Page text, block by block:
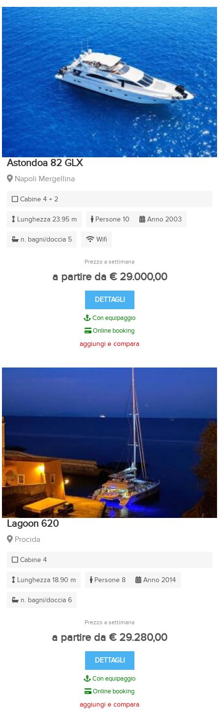
Astondoa 82 GLX
Napoli Mergellina
Cabine 4 + 2
Lunghezza 23.95 m Persone 10 Anno 2003
n. bagni/doccia 5 Wifi
Prezzo a settimana
a partire da € 29.000,00
DETTAGLI
Con equipaggio
Online booking
aggiungi e compara
Lagoon 620
Procida
Cabine 4
Lunghezza 18.90 m Persone 8 Anno 2014
n. bagni/doccia 6
Prezzo a settimana
a partire da € 29.280,00
DETTAGLI
Con equipaggio
Online booking
aggiungi e compara